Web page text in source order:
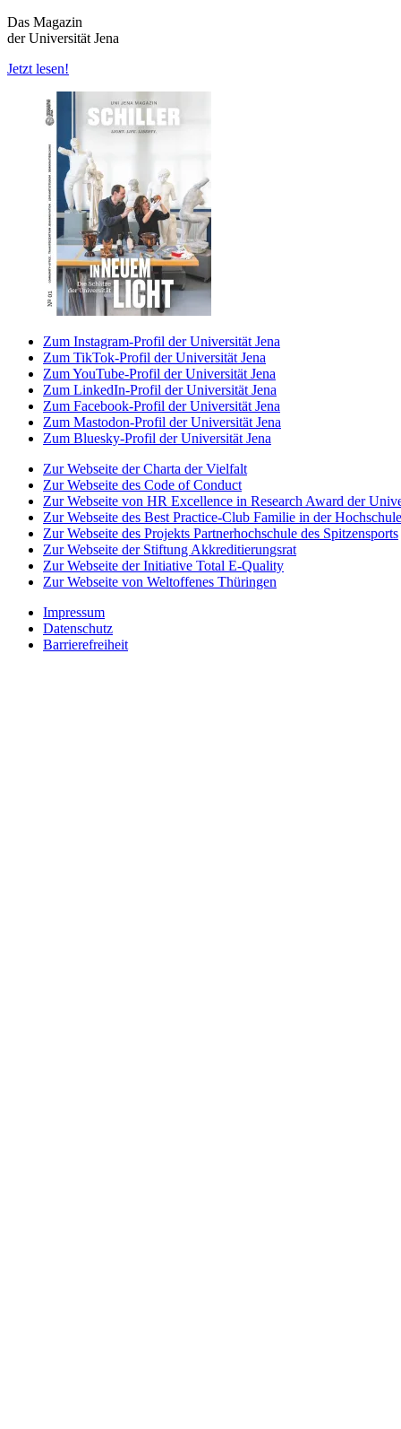
Das Magazin
der Universität Jena
Jetzt lesen!
Zum Instagram-Profil der Universität Jena
Zum TikTok-Profil der Universität Jena
Zum YouTube-Profil der Universität Jena
Zum LinkedIn-Profil der Universität Jena
Zum Facebook-Profil der Universität Jena
Zum Mastodon-Profil der Universität Jena
Zum Bluesky-Profil der Universität Jena
Zur Webseite der Charta der Vielfalt
Zur Webseite des Code of Conduct
Zur Webseite von HR Excellence in Research Award der
Zur Webseite des Best Practice-Club Familie in der Hochschule
Zur Webseite des Projekts Partnerhochschule des Spitzensports
Zur Webseite der Stiftung Akkreditierungsrat
Zur Webseite der Initiative Total E-Quality
Zur Webseite von Weltoffenes Thüringen
Impressum
Datenschutz
Barrierefreiheit